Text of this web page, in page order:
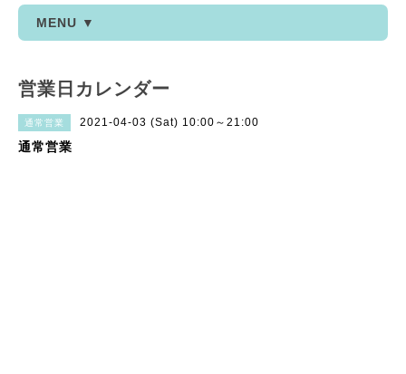
MENU ▼
営業日カレンダー
通常営業 2021-04-03 (Sat) 10:00～21:00
通常営業